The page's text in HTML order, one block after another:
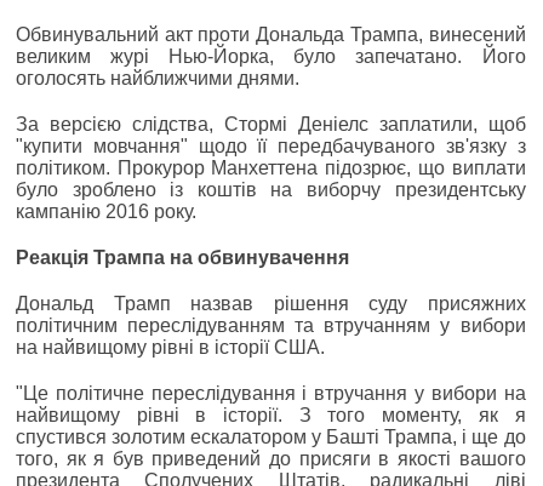
Обвинувальний акт проти Дональда Трампа, винесений
великим журі Нью-Йорка, було запечатано. Його
оголосять найближчими днями.
За версією слідства, Стормі Деніелс заплатили, щоб
"купити мовчання" щодо її передбачуваного зв'язку з
політиком. Прокурор Манхеттена підозрює, що виплати
було зроблено із коштів на виборчу президентську
кампанію 2016 року.
Реакція Трампа на обвинувачення
Дональд Трамп назвав рішення суду присяжних
політичним переслідуванням та втручанням у вибори
на найвищому рівні в історії США.
"Це політичне переслідування і втручання у вибори на
найвищому рівні в історії. З того моменту, як я
спустився золотим ескалатором у Башті Трампа, і ще до
того, як я був приведений до присяги в якості вашого
президента Сполучених Штатів, радикальні ліві